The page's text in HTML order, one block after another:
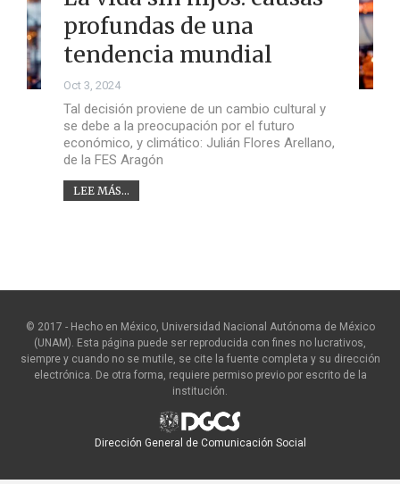
profundas de una
tendencia mundial
Oct 3, 2024
Tal decisión proviene de un cambio cultural y
se debe a la preocupación por el futuro
económico, y climático: Julián Flores Arellano,
de la FES Aragón
LEE MÁS...
© 2017 - Hecho en México, Universidad Nacional Autónoma de México
(UNAM). Esta página puede ser reproducida con fines no lucrativos,
siempre y cuando no se mutile, se cite la fuente completa y su dirección
electrónica. De otra forma, requiere permiso previo por escrito de la
institución.
Dirección General de Comunicación Social